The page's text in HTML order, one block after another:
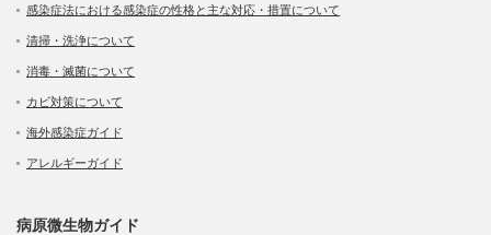
感染症法における感染症の性格と主な対応・措置について
清掃・洗浄について
消毒・滅菌について
カビ対策について
海外感染症ガイド
アレルギーガイド
病原微生物ガイド